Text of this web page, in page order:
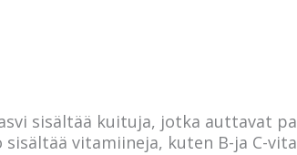
sisältää kuituja, jotka auttavat
vitamiineja, kuten B-ja C-